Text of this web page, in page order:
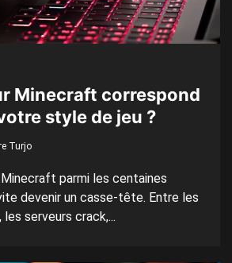
Minecraft correspond
style de jeu ?
Turjo
Minecraft parmi les centaines
devenir un casse-tête. Entre les
serveurs crack,...